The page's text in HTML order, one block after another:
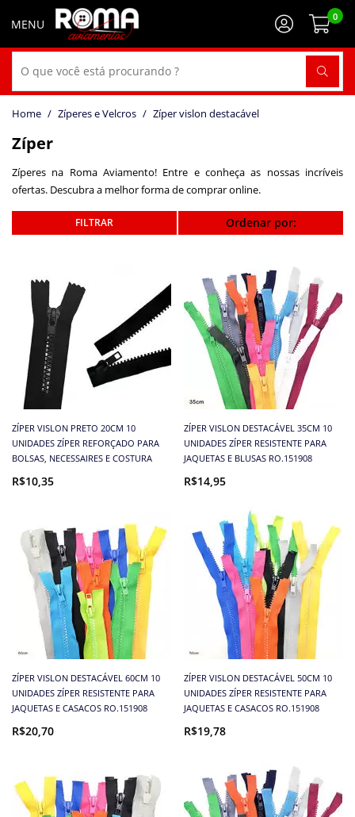
0
Zíperes e Velcros Zíper vislon destacável
Zíper
Zíperes na Roma Aviamento! Entre e conheça as nossas incríveis
ofertas. Descubra a melhor forma de comprar online.
Ordenar por:
ZÍPER VISLON PRETO 20CM 10
UNIDADES ZÍPER REFORÇADO PARA
BOLSAS, NECESSAIRES E COSTURA
R$10,35
ZÍPER VISLON DESTACÁVEL 35CM 10
UNIDADES ZÍPER RESISTENTE PARA
JAQUETAS E BLUSAS RO.151908
R$14,95
ZÍPER VISLON DESTACÁVEL 60CM 10
UNIDADES ZÍPER RESISTENTE PARA
JAQUETAS E CASACOS RO.151908
R$20,70
ZÍPER VISLON DESTACÁVEL 50CM 10
UNIDADES ZÍPER RESISTENTE PARA
JAQUETAS E CASACOS RO.151908
R$19,78